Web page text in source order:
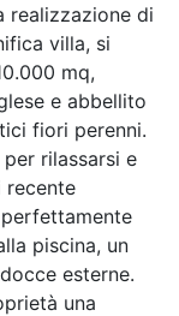
realizzazione di
villa, si
mq,
e abbellito
fiori perenni.
rilassarsi e
recente
piscina, un
esterne.
una